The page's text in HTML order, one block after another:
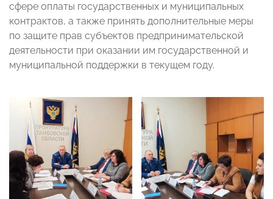
сфере оплаты государственных и муниципальных
контрактов, а также принять дополнительные меры
по защите прав субъектов предпринимательской
деятельности при оказании им государственной и
муниципальной поддержки в текущем году.